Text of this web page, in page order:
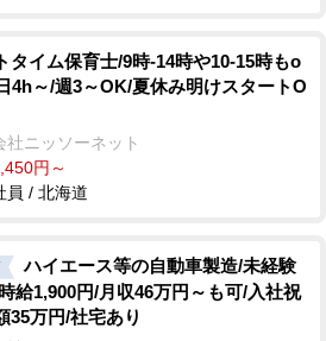
タイム保育士/9時-14時や10-15時もo
4h～/週3～OK/夏休み明けスタートO
社ニッソーネット
円～
員 / 北海道
ハイエース等の自動車製造/未経験
給1,900円/月収46万円～も可/入社祝
35万円/社宅あり